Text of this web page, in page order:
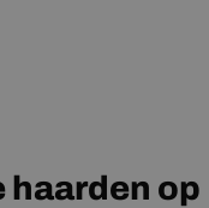
haarden op